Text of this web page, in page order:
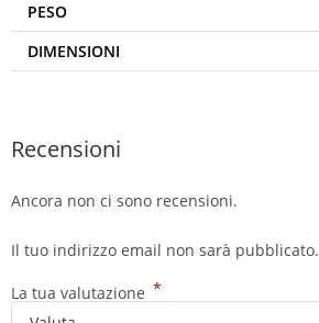
PESO
DIMENSIONI
Recensioni
Ancora non ci sono recensioni.
Il tuo indirizzo email non sarà pubblicato.
La tua valutazione *